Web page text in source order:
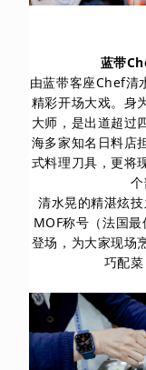
蓝带
由蓝带客座Chef清
精彩开场大戏。身
大师，是出道超过
海多家知名日料店
式料理刀具，更将
个
清水晃的精湛炫
MOF称号（法国
登场，为大家现场
巧配菜